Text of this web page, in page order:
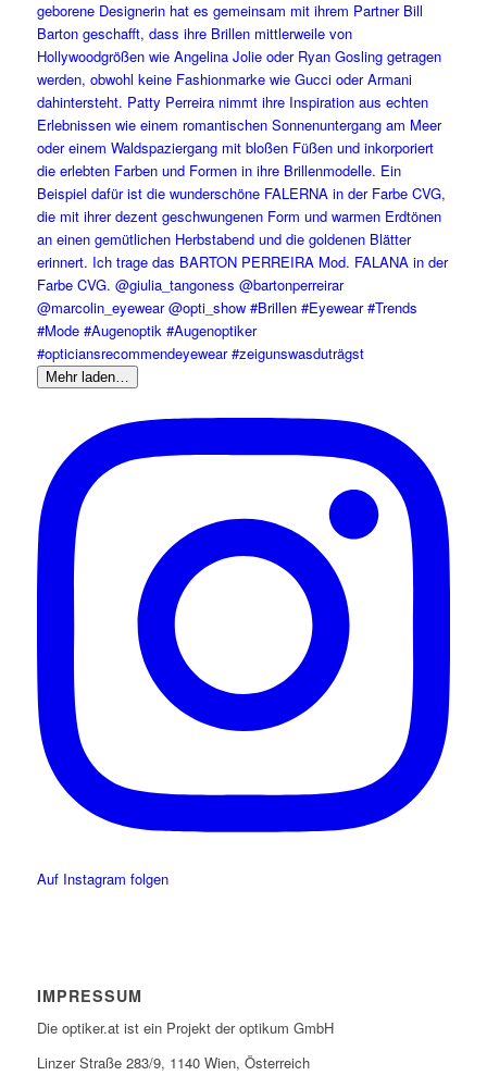
Mehr laden…
Auf Instagram folgen
IMPRESSUM
Die optiker.at ist ein Projekt der optikum GmbH
Linzer Straße 283/9, 1140 Wien, Österreich